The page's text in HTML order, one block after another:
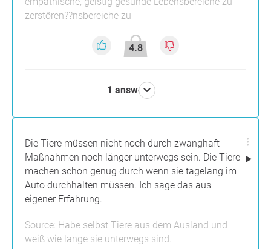
zerstören??nsbereiche zu
4.8
1 answer
Die Tiere müssen nicht noch durch zwanghaft
Maßnahmen noch länger unterwegs sein. Die Tiere
machen schon genug durch wenn sie tagelang im
Auto durchhalten müssen. Ich sage das aus
eigener Erfahrung.
Source: Habe selbst Tiere aus dem Ausland und
weiß wie lange sie unterwegs sind.